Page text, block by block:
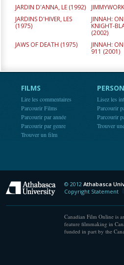
JARDIN D'ANNA, LE (1992)
JARDINS D'HIVER, LES
(1975)
JINNAH:
KNIGHT-
(2002)
JAWS OF DEATH (1975)
JINNAH:
911 (2001)
FILMS
Lire les commentaires
Parcourir Films
Parcourir par année
Parcourir par genre
Trouver un film
Lisez les
Parcourir
Parcourir
Trouver
Athabasca
© 2012 Athabasca
Copyright Statement
Canadian Film Online is
feature filmmaking in
funded in part by the